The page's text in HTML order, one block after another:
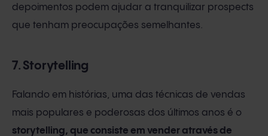
depoimentos podem ajudar a tranquilizar prospects
que tenham preocupações semelhantes.
7. Storytelling
Falando em histórias, uma das técnicas de vendas
mais populares e poderosas dos últimos anos é o
storytelling, que consiste em vender através de